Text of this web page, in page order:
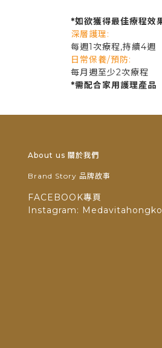
*如欲獲得最佳療程效
深層護理:
每週1次療程,持續4週
日常保養/預防:
每月週至少2次療程
*需配合家用護理產品
About us 關於我們
Brand Story 品牌故事
FACEBOOK專頁
Instagram: